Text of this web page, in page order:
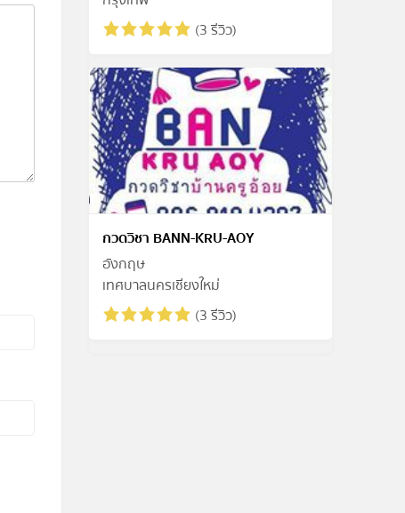
(3 รีวิว)
กวดวิชา BANN-KRU-AOY
อังกฤษ
เทศบาลนครเชียงใหม่
(3 รีวิว)